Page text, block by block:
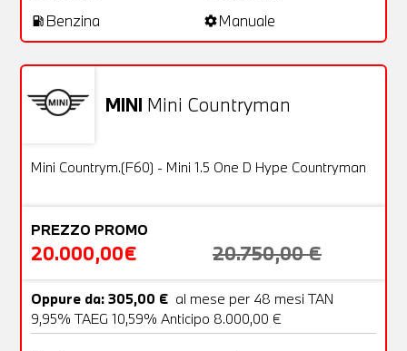
local_gas_station Benzina settingsManuale
MINI Mini Countryman
OFFERTA
Mini Countrym.(F60) - Mini 1.5 One D Hype Countryman
PREZZO PROMO
20.000,00€ 20.750,00 €
Oppure da: 305,00 € al mese per 48 mesi TAN
9,95% TAEG 10,59% Anticipo 8.000,00 €